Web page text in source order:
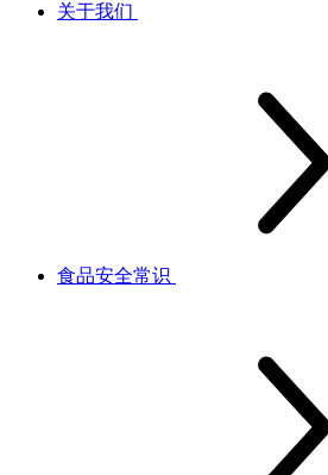
关于我们
食品安全常识